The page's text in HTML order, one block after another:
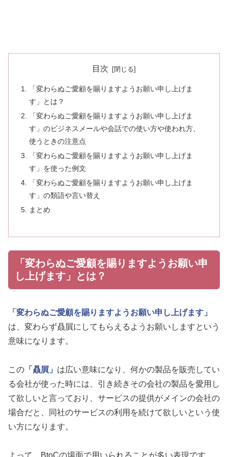
目次
「変わらぬご愛顧を賜りますようお願い申し上げま
す」とは？
「変わらぬご愛顧を賜りますようお願い申し上げま
す」のビジネスメールや会話での使い方や使われ方、
使うときの注意点
「変わらぬご愛顧を賜りますようお願い申し上げま
す」を使った例文
「変わらぬご愛顧を賜りますようお願い申し上げま
す」の類語や言い替え
まとめ
「変わらぬご愛顧を賜りますようお願い申
し上げます」とは？
「変わらぬご愛顧を賜りますようお願い申し上げます」
は、変わらず贔屓にしてもらえるようお願いしますという
意味になります。
この 「贔屓」 は広い意味になり、何かの製品を販売してい
る会社が使った時には、引き続きその会社の製品を愛用し
て欲しいと言っており、サービスの提供がメインの会社の
場合だと、同社のサービスの利用を続けて欲しいという使
い方になります。
よって、BtoCの場面で用いられることが多い表現です